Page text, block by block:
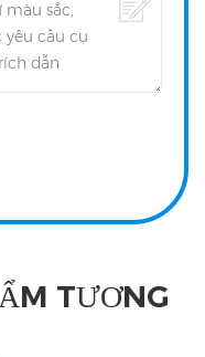
TƯƠNG